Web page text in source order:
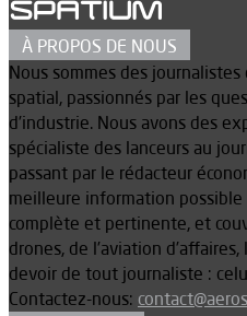
À PROPOS DE NOUS
Nous sommes des
spatial, passionnés par les
d’industrie. Nous avons des
spécialiste des lanceurs au
passant par le rédacteur
meilleure information possible
complète et pertinente, et
drones, de l’aviation
devoir de tout journaliste :
Contactez-nous: